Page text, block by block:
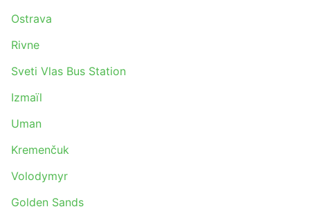
Ostrava
Rivne
Sveti Vlas Bus Station
Izmaïl
Uman
Kremenčuk
Volodymyr
Golden Sands